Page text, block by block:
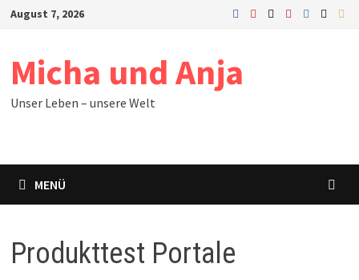
August 7, 2026
Micha und Anja
Unser Leben – unsere Welt
MENÜ
Produkttest Portale